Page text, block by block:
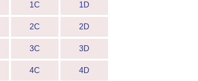
1C 1D
2C 2D
3C 3D
4C 4D